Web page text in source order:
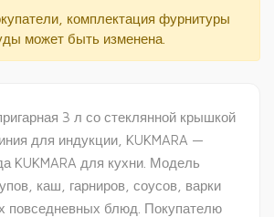
комплектация фурнитуры
может быть изменена.
3 л со стеклянной крышкой
для индукции, KUKMARA —
KUKMARA для кухни. Модель
каш, гарниров, соусов, варки
повседневных блюд. Покупателю